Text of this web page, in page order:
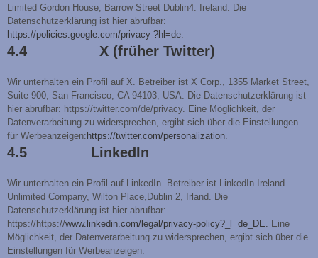
Limited Gordon House, Barrow Street Dublin4. Ireland. Die
Datenschutzerklärung ist hier abrufbar:
https://policies.google.com/privacy ?hl=de.
4.4 X (früher Twitter)
Wir unterhalten ein Profil auf X. Betreiber ist X Corp., 1355 Market Street,
Suite 900, San Francisco, CA 94103, USA. Die Datenschutzerklärung ist
hier abrufbar: https://twitter.com/de/privacy. Eine Möglichkeit, der
Datenverarbeitung zu widersprechen, ergibt sich über die Einstellungen
für Werbeanzeigen: https://twitter.com/personalization.
4.5 LinkedIn
Wir unterhalten ein Profil auf LinkedIn. Betreiber ist LinkedIn Ireland
Unlimited Company, Wilton Place,Dublin 2, Irland. Die
Datenschutzerklärung ist hier abrufbar:
https://https://www.linkedin.com/legal/privacy-policy?_l=de_DE. Eine
Möglichkeit, der Datenverarbeitung zu widersprechen, ergibt sich über die
Einstellungen für Werbeanzeigen: